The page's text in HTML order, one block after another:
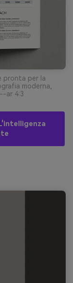
pronta per la
moderna,
ar 4:3